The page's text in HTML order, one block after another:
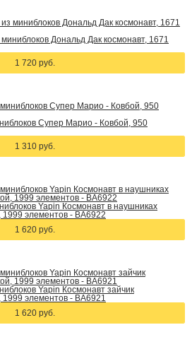
Дональд Дак космонавт, 1671
1 720 руб.
Супер Марио - Ковбой, 950
1 310 руб.
Yapin Космонавт в наушниках
элементов - BA6922
1 620 руб.
Yapin Космонавт зайчик
элементов - BA6921
1 620 руб.